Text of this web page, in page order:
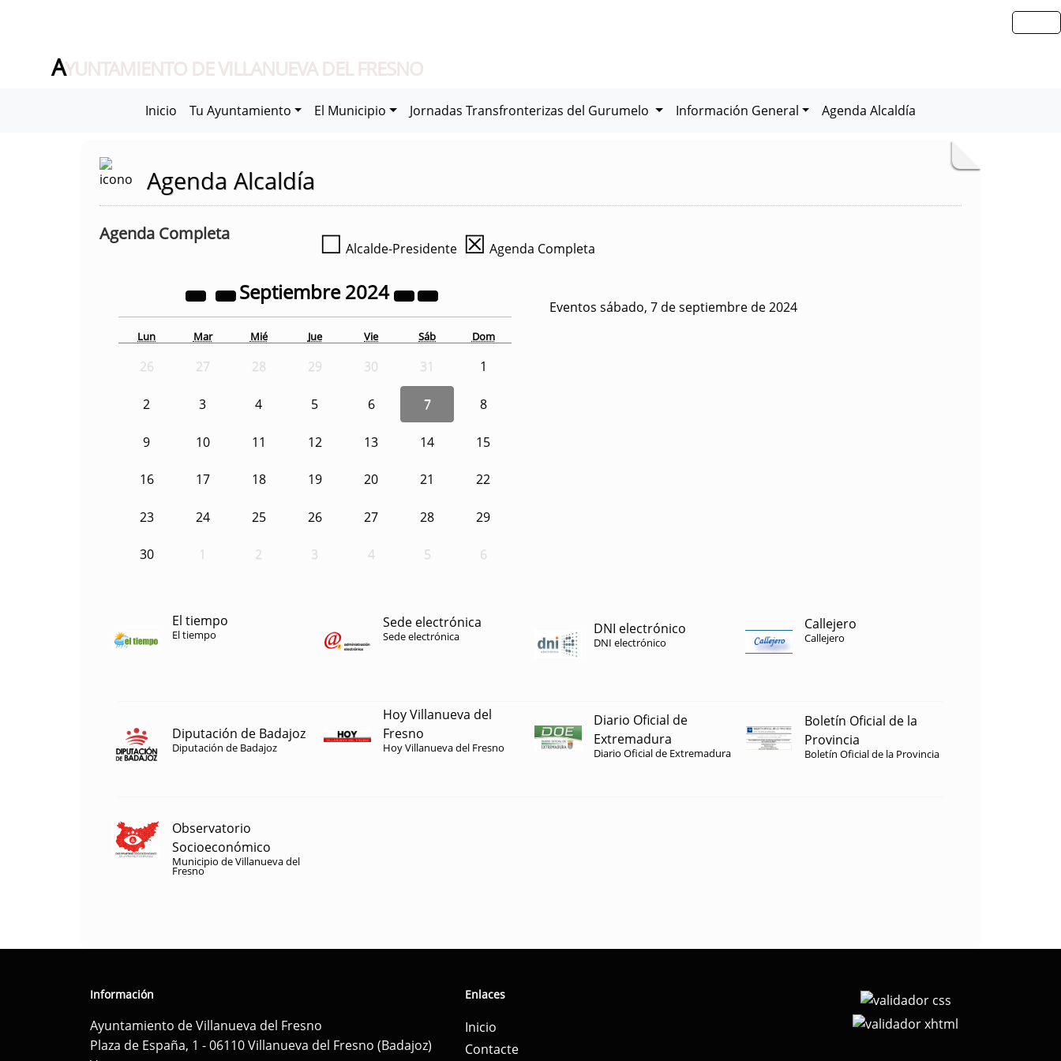
AYUNTAMIENTO DE VILLANUEVA DEL FRESNO
Inicio Tu Ayuntamiento El Municipio Jornadas Transfronterizas del Gurumelo Información General Agenda Alcaldía
Agenda Alcaldía
Agenda Completa ☐ Alcalde-Presidente ☒ Agenda Completa
Septiembre2024
Lun Mar Mié Jue Vie Sáb Dom
26 27 28 29 30 31 1
2 3 4 5 6 7 8
9 10 11 12 13 14 15
16 17 18 19 20 21 22
23 24 25 26 27 28 29
30 1 2 3 4 5 6
Eventos sábado, 7 de septiembre de 2024
El tiempo
El tiempo
Sede electrónica
Sede electrónica DNI electrónico
DNI electrónico
Callejero
Callejero
Diputación de Badajoz
Diputación de Badajoz
Hoy Villanueva del
Fresno
Hoy Villanueva del Fresno
Diario Oficial de
Extremadura
Diario Oficial de Extremadura
Boletín Oficial de la
Provincia
Boletín Oficial de la Provincia
Observatorio
Socioeconómico
Municipio de Villanueva del
Fresno
Información
Ayuntamiento de Villanueva del Fresno
Plaza de España, 1 - 06110 Villanueva del Fresno (Badajoz)
Enlaces
Inicio
Contacte